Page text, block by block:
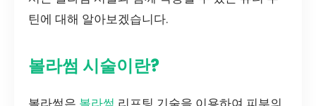
틴에 대해 알아보겠습니다.
볼라썸 시술이란?